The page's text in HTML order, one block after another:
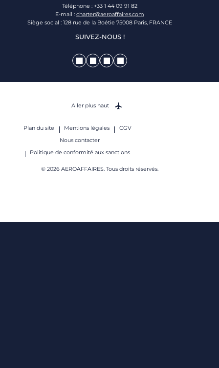
Téléphone : +33 1 44 09 91 82
E-mail : charter@aeroaffaires.com
Siège social : 128 rue de la Boétie 75008 Paris, FRANCE
SUIVEZ-NOUS !
Plan du site Mentions légales
CGV
Nous contacter
Politique de conformité aux sanctions
© 2026 AEROAFFAIRES. Tous droits réservés.
Aller plus haut